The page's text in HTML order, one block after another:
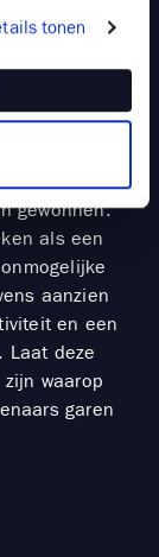
tonen
ik nog
eigen
of René
van
ik ook dat
jaren
gewonnen.
als een
aanzien
en een
Laat deze
waarop
garen